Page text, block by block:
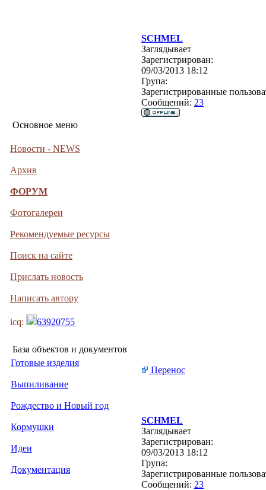
Основное меню
Новости - NEWS
Архив
ФОРУМ
Фотогалереи
Рекомендуемые ресурсы
Поиск на сайте
Прислать новость
Написать автору
icq: 63920755
База объектов и документов
Готовые изделия
Выпиливание
Рождество и Новый год
Кормушки
Идеи
Документация
SCHMEL
Заглядывает
Зарегистрирован:
09/03/2013 18:12
Група:
Зарегистрированные
Сообщений: 23
Перенос
SCHMEL
Заглядывает
Зарегистрирован:
09/03/2013 18:12
Група:
Зарегистрированные
Сообщений: 23